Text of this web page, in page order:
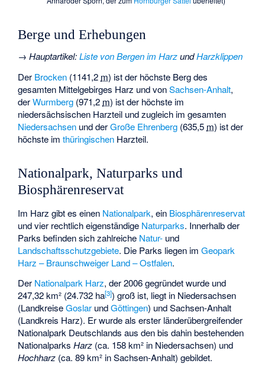
Berge und Erhebungen
→Hauptartikel:Liste von Bergen im HarzundHarzklippen
Der Brocken (1141,2 m) ist der höchste Berg des
gesamten Mittelgebirges Harz und vonSachsen-Anhalt,
derWurmberg (971,2 m) ist der höchste im
niedersächsischen Harzteil und zugleich im gesamten
Niedersachsen und derGroße Ehrenberg (635,5 m) ist der
höchste imthüringischen Harzteil.
Nationalpark, Naturparks und
Biosphärenreservat
Im Harz gibt es einen Nationalpark, ein Biosphärenreservat
und vier rechtlich eigenständige Naturparks. Innerhalb der
Parks befinden sich zahlreiche Natur- und
Landschaftsschutzgebiete. Die Parks liegen imGeopark
Harz – Braunschweiger Land – Ostfalen.
Der Nationalpark Harz, der 2006 gegründet wurde und
247,32 km² (24.732 ha[3]) groß ist, liegt in Niedersachsen
(LandkreiseGoslar undGöttingen) und Sachsen-Anhalt
(Landkreis Harz). Er wurde als erster länderübergreifender
Nationalpark Deutschlands aus den bis dahin bestehenden
NationalparksHarz (ca. 158 km² in Niedersachsen) und
Hochharz (ca. 89 km² in Sachsen-Anhalt) gebildet.